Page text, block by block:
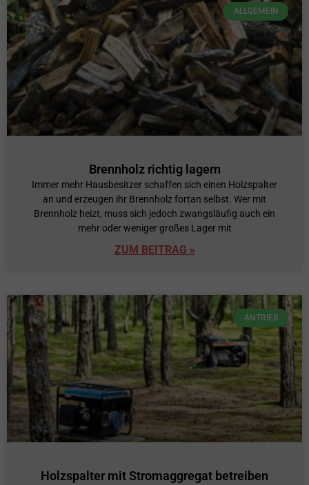
ALLGEMEIN
Brennholz richtig lagern
Immer mehr Hausbesitzer schaffen sich einen Holzspalter
an und erzeugen ihr Brennholz fortan selbst. Wer mit
Brennholz heizt, muss sich jedoch zwangsläufig auch ein
mehr oder weniger großes Lager mit
ZUM BEITRAG »
ANTRIEB
Holzspalter mit Stromaggregat betreiben